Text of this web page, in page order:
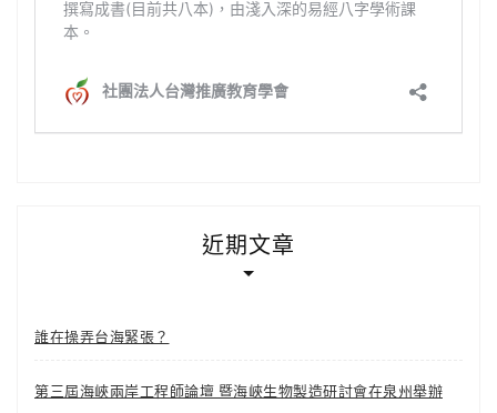
近期文章
誰在操弄台海緊張？
第三屆海峽兩岸工程師論壇 暨海峽生物製造研討會在泉州舉辦